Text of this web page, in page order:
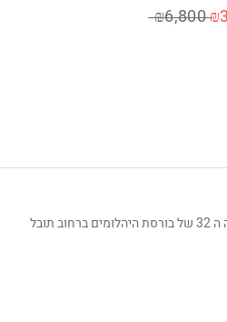
₪6,800
אנו נמצאים במגדל יהלום בקומה ה 32 של בורסת היהלומים ברחוב תובל